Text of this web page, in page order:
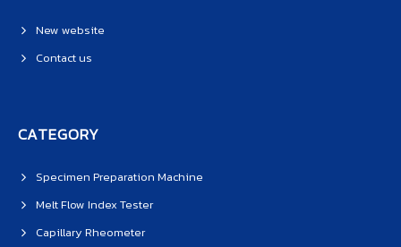
New website
Contact us
CATEGORY
Specimen Preparation Machine
Melt Flow Index Tester
Capillary Rheometer